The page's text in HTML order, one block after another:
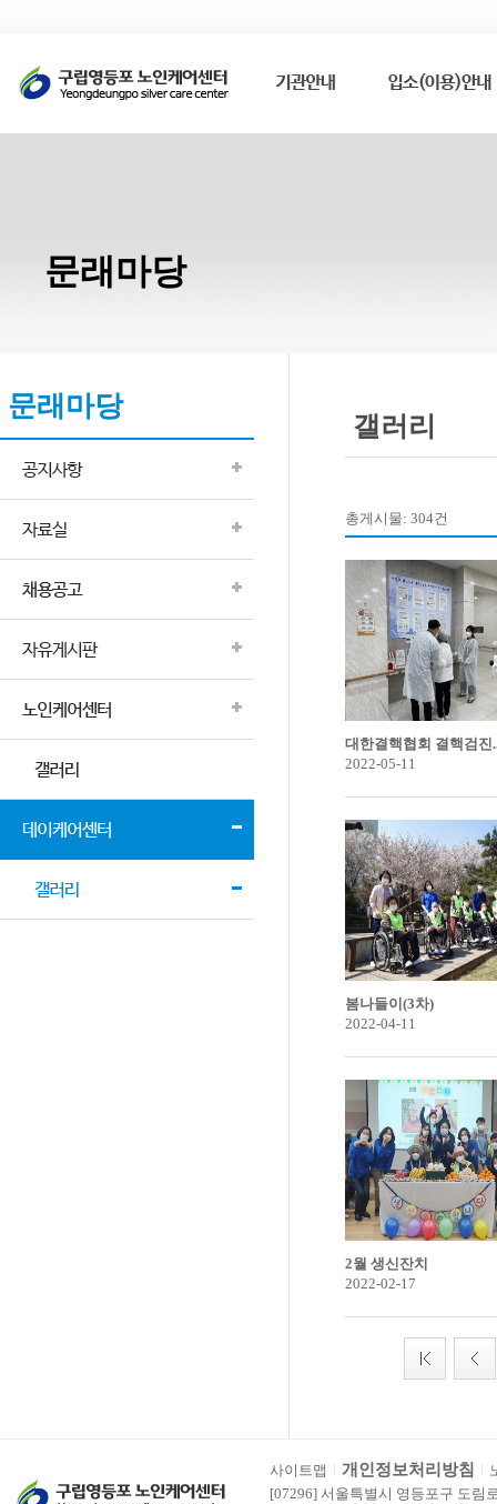
문래마당
문래마당
갤러리
총게시물: 304건
대한결핵협회 결핵검진
2022-05-11
봄나들이(3차)
2022-04-11
2월 생신잔치
2022-02-17
사이트맵 개인정보처리방침
[07296] 서울특별시 영등포구 도림